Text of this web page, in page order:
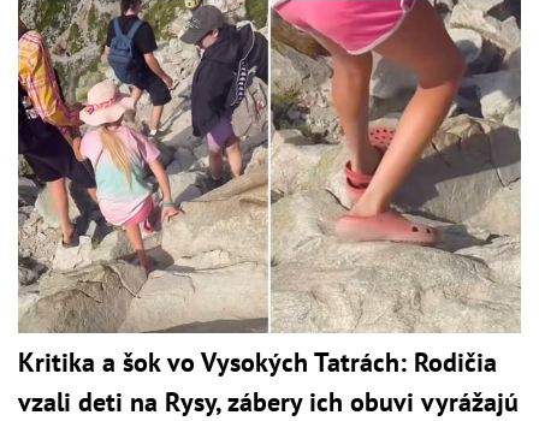
Kritika a šok vo Vysokých Tatrách: Rodičia
vzali deti na Rysy, zábery ich obuvi vyrážajú